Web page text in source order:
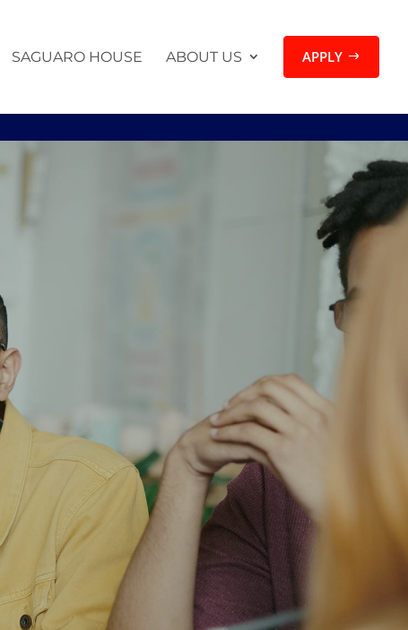
SAGUARO HOUSE ABOUT US APPLY